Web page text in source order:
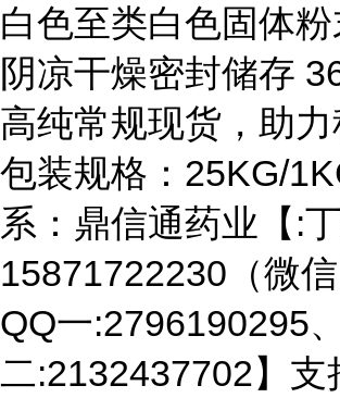
白色至类白色固体粉
阴凉干燥密封储存
高纯常规现货，助
包装规格：25KG/
系：鼎信通药业【:
15871722230（微信
QQ一:2796190295
二:2132437702】支